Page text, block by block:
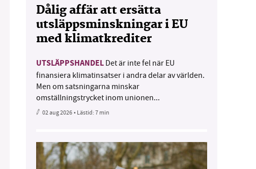
Dålig affär att ersätta
utsläppsminskningar i EU
med klimatkrediter
UTSLÄPPSHANDEL Det är inte fel när EU
finansiera klimatinsatser i andra delar av världen.
Men om satsningarna minskar
omställningstrycket inom unionen...
02 aug 2026• Lästid:7 min